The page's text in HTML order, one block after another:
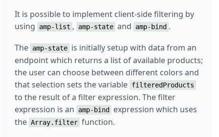
It is possible to implement client-side filtering by
using
amp-list , amp-state and amp-bind .
The amp-state is initially setup with data from an
endpoint which returns a list of available products;
the user can choose between different colors and
that selection sets the variable filteredProducts
to the result of a filter expression. The filter
expression is an
amp-bind
expression which uses
the Array.filter function.